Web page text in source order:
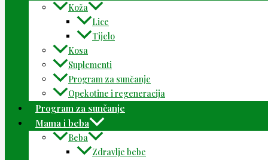
Koža
Lice
Tijelo
Kosa
Suplementi
Program za sunčanje
Opekotine i regeneracija
Program za sunčanje
Mama i beba
Beba
Zdravlje bebe